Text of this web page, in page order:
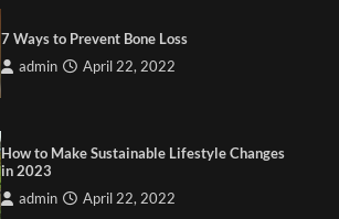
7 Ways to Prevent Bone Loss
admin April 22, 2022
How to Make Sustainable Lifestyle Changes
in 2023
admin April 22, 2022